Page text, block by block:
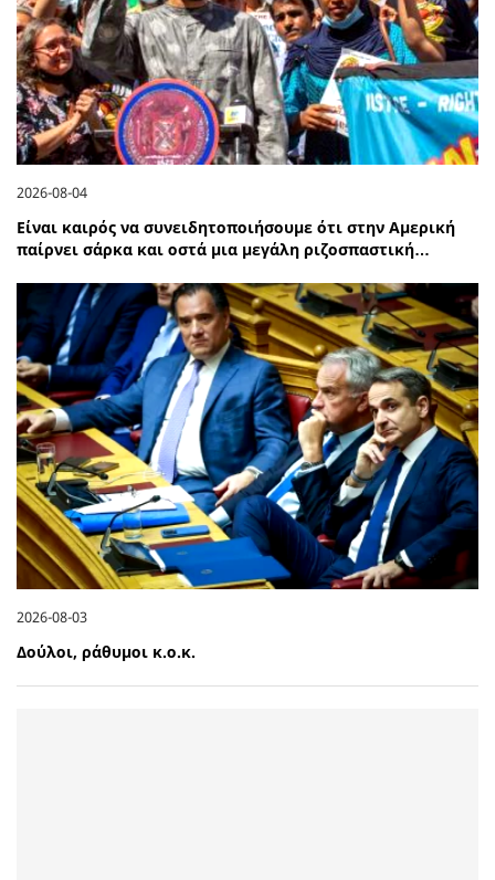
2026-08-04
Είναι καιρός να συνειδητοποιήσουμε ότι στην Αμερική
παίρνει σάρκα και οστά μια μεγάλη ριζοσπαστική…
2026-08-03
Δούλοι, ράθυμοι κ.ο.κ.